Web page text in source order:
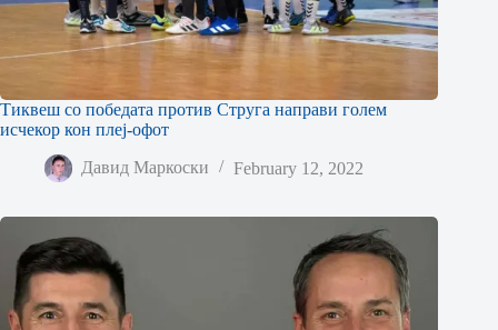
Тиквеш со победата против Струга направи голем
исчекор кон плеј-офот
Давид Маркоски February 12, 2022